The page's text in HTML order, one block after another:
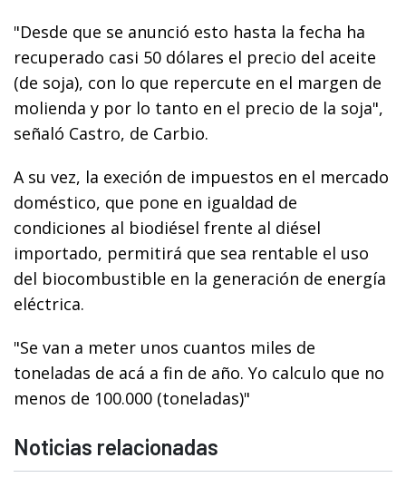
"Desde que se anunció esto hasta la fecha ha
recuperado casi 50 dólares el precio del aceite
(de soja), con lo que repercute en el margen de
molienda y por lo tanto en el precio de la soja",
señaló Castro, de Carbio.
A su vez, la execión de impuestos en el mercado
doméstico, que pone en igualdad de
condiciones al biodiésel frente al diésel
importado, permitirá que sea rentable el uso
del biocombustible en la generación de energía
eléctrica.
"Se van a meter unos cuantos miles de
toneladas de acá a fin de año. Yo calculo que no
menos de 100.000 (toneladas)"
Noticias relacionadas